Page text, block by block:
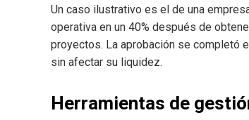
Un caso ilustrativo es el de una
operativa en un 40% después de
proyectos. La aprobación se completó
sin afectar su liquidez.
Herramientas de